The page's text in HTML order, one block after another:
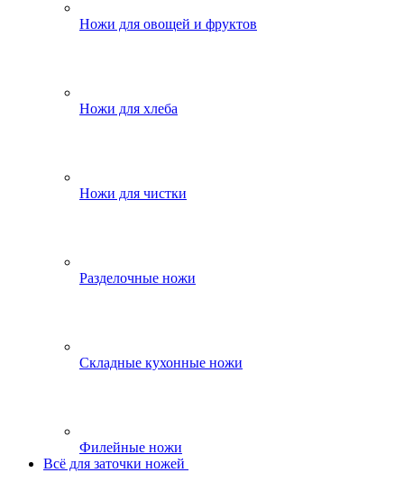
Ножи для овощей и фруктов
Ножи для хлеба
Ножи для чистки
Разделочные ножи
Складные кухонные ножи
Филейные ножи
Всё для заточки ножей